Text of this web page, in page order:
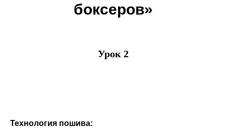
боксеров»
Урок 2
Технология пошива: